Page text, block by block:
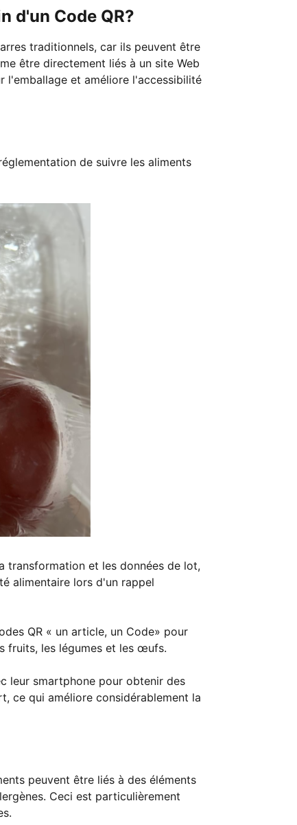
d'un Code QR?
traditionnels, car ils peuvent être
être directement liés à un site Web
l'emballage et améliore l'accessibilité
de suivre les aliments
transformation et les données de lot,
alimentaire lors d'un rappel
QR « un article, un Code» pour
fruits, les légumes et les œufs.
leur smartphone pour obtenir des
ce qui améliore considérablement la
peuvent être liés à des éléments
Ceci est particulièrement